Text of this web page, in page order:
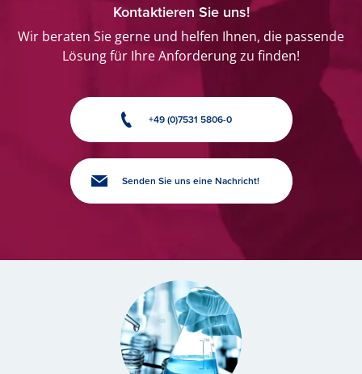
Kontaktieren Sie uns!
Wir beraten Sie gerne und helfen Ihnen, die passende
Lösung für Ihre Anforderung zu finden!
+49 (0)7531 5806-0
Senden Sie uns eine Nachricht!